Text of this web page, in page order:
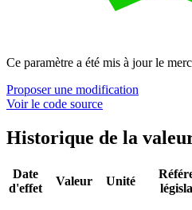
Ce paramètre a été mis à jourle
Proposer une modification
Voir le code source
Historique de la
Date
d'effet
Valeur Unité